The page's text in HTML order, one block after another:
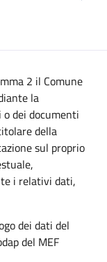
2 il Comune
la
dei documenti
della
sul proprio
i relativi dati,
dei dati del
del MEF